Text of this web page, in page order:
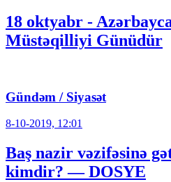
18 oktyabr -
Müstəqilliyi Günüdür
Gündəm / Siyasət
8-10-2019, 12:01
Baş nazir vəzifəsinə
kimdir? — DOSYE